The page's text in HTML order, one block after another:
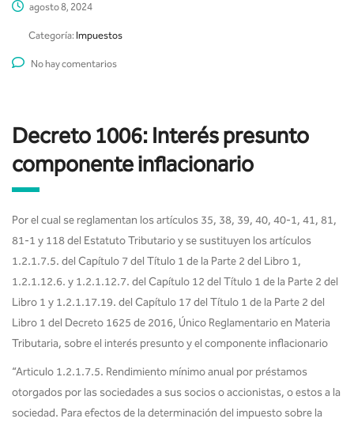
agosto 8, 2024
Categoría: Impuestos
No hay comentarios
Decreto 1006: Interés presunto
componente inflacionario
Por el cual se reglamentan los artículos 35, 38, 39, 40, 40-1, 41, 81,
81-1 y 118 del Estatuto Tributario y se sustituyen los artículos
1.2.1.7.5. del Capítulo 7 del Título 1 de la Parte 2 del Libro 1,
1.2.1.12.6. y 1.2.1.12.7. del Capítulo 12 del Título 1 de la Parte 2 del
Libro 1 y 1.2.1.17.19. del Capítulo 17 del Título 1 de la Parte 2 del
Libro 1 del Decreto 1625 de 2016, Único Reglamentario en Materia
Tributaria, sobre el interés presunto y el componente inflacionario
“Articulo 1.2.1.7.5. Rendimiento mínimo anual por préstamos
otorgados por las sociedades a sus socios o accionistas, o estos a la
sociedad. Para efectos de la determinación del impuesto sobre la